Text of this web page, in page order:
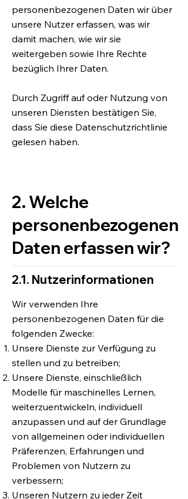
personenbezogenen Daten wir über
unsere Nutzer erfassen, was wir
damit machen, wie wir sie
weitergeben sowie Ihre Rechte
bezüglich Ihrer Daten.
Durch Zugriff auf oder Nutzung von
unseren Diensten bestätigen Sie,
dass Sie diese Datenschutzrichtlinie
gelesen haben.
2. Welche
personenbezogenen
Daten erfassen wir?
2.1. Nutzerinformationen
Wir verwenden Ihre
personenbezogenen Daten für die
folgenden Zwecke:
Unsere Dienste zur Verfügung zu
stellen und zu betreiben;
Unsere Dienste, einschließlich
Modelle für maschinelles Lernen,
weiterzuentwickeln, individuell
anzupassen und auf der Grundlage
von allgemeinen oder individuellen
Präferenzen, Erfahrungen und
Problemen von Nutzern zu
verbessern;
Unseren Nutzern zu jeder Zeit